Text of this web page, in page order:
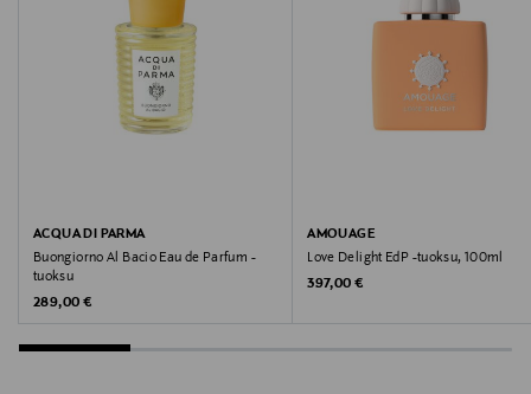
Amouage, tuoksu, hajuvesi
ACQUA DI PARMA
Buongiorno Al Bacio Eau de Parfum -
tuoksu
Original Price
289,00 €
AMOUAGE
Love Delight EdP -tuoksu, 100ml
Original Price
397,00 €